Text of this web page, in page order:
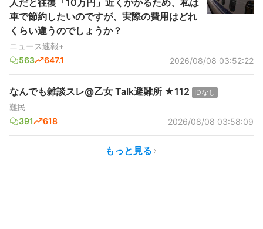
人だと往復「10万円」近くかかるため、私は
車で節約したいのですが、実際の費用はどれ
くらい違うのでしょうか？
ニュース速報+
563
647.1 2026/08/08 03:52:22
なんでも雑談スレ@乙女 Talk避難所 ★112 IDなし
難民
391
618 2026/08/08 03:58:09
もっと見る